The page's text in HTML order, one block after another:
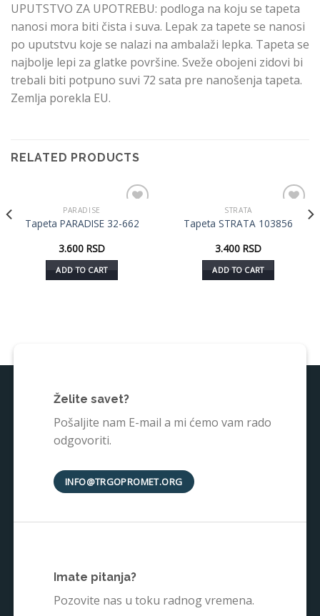
UPUTSTVO ZA UPOTREBU: podloga na koju se tapeta
nanosi mora biti čista i suva. Lepak za tapete se nanosi
po uputstvu koje se nalazi na ambalaži lepka. Tapeta se
najbolje lepi za glatke površine. Sveže obojeni zidovi bi
trebali biti potpuno suvi 72 sata pre nanošenja tapeta.
Zemlja porekla EU.
RELATED PRODUCTS
u listu
PARADISE
Tapeta PARADISE 32-662
3.600 RSD
ADD TO CART
u listu
STRATA
Tapeta STRATA 103856
3.400 RSD
ADD TO CART
Želite savet?
Pošaljite nam E-mail a mi ćemo vam rado
odgovoriti.
INFO@TRGOPROMET.ORG
Imate pitanja?
Pozovite nas u toku radnog vremena.